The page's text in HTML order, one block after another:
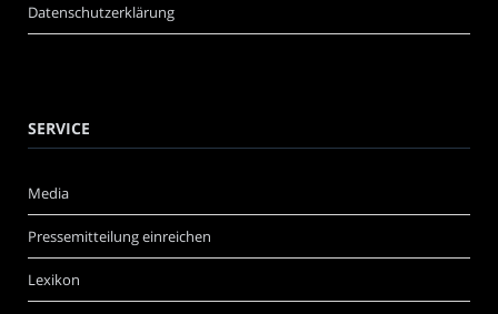
Datenschutzerklärung
SERVICE
Media
Pressemitteilung einreichen
Lexikon